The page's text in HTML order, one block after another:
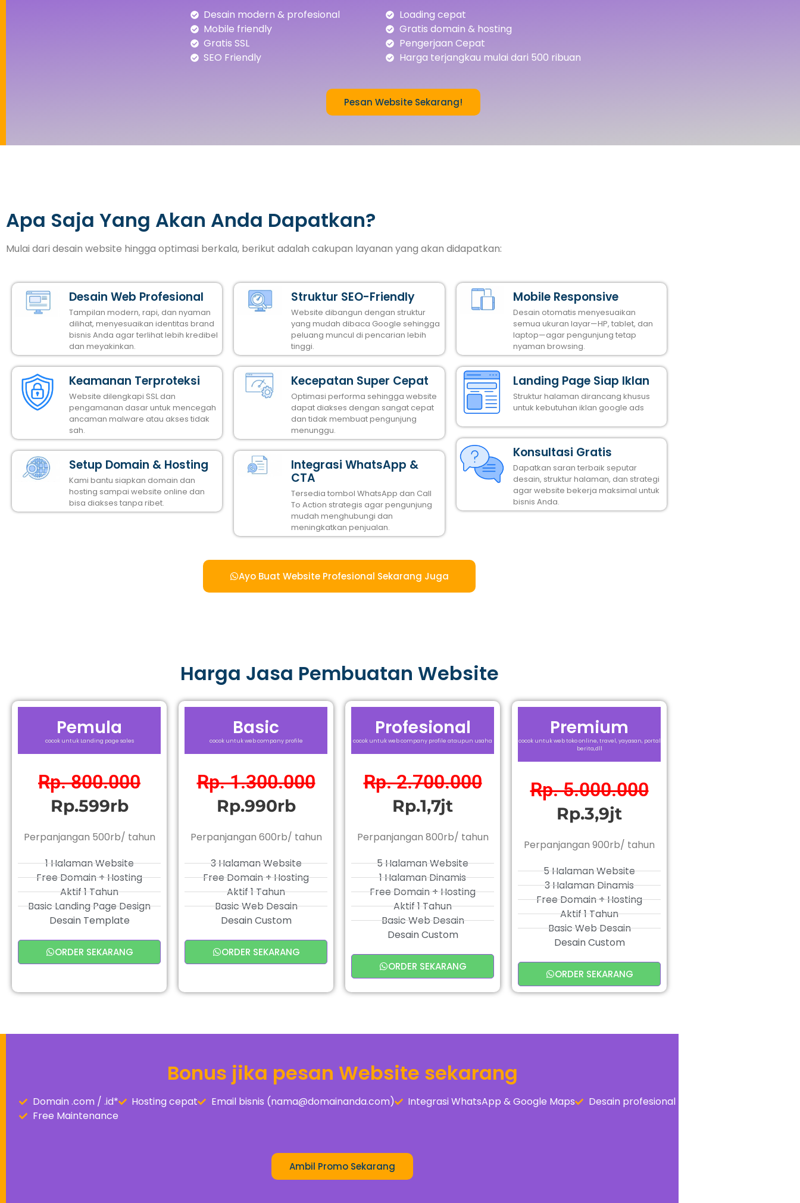
Desain modern & profesional
Mobile friendly
Gratis SSL
SEO Friendly
Loading cepat
Gratis domain & hosting
Pengerjaan Cepat
Harga terjangkau mulai dari 500 ribuan
Pesan Website Sekarang!
Apa Saja Yang Akan Anda Dapatkan?
Mulai dari desain website hingga optimasi berkala, berikut adalah cakupan layanan yang akan didapatkan:
Desain Web Profesional
Tampilan modern, rapi, dan nyaman
dilihat, menyesuaikan identitas brand
bisnis Anda agar terlihat lebih kredibel
dan meyakinkan.
Keamanan Terproteksi
Website dilengkapi SSL dan
pengamanan dasar untuk mencegah
ancaman malware atau akses tidak
sah.
Setup Domain & Hosting
Kami bantu siapkan domain dan
hosting sampai website online dan
bisa diakses tanpa ribet.
Struktur SEO-Friendly
Website dibangun dengan struktur
yang mudah dibaca Google sehingga
peluang muncul di pencarian lebih
tinggi.
Kecepatan Super Cepat
Optimasi performa sehingga website
dapat diakses dengan sangat cepat
dan tidak membuat pengunjung
menunggu.
Integrasi WhatsApp &
CTA
Tersedia tombol WhatsApp dan Call
To Action strategis agar pengunjung
mudah menghubungi dan
meningkatkan penjualan.
Mobile Responsive
Desain otomatis menyesuaikan
semua ukuran layar—HP, tablet, dan
laptop—agar pengunjung tetap
nyaman browsing.
Landing Page Siap Iklan
Struktur halaman dirancang khusus
untuk kebutuhan iklan google ads
Konsultasi Gratis
Dapatkan saran terbaik seputar
desain, struktur halaman, dan strategi
agar website bekerja maksimal untuk
bisnis Anda.
Ayo Buat Website Profesional Sekarang Juga
Harga Jasa Pembuatan Website
Pemula
cocok untuk Landing page sales
Rp. 800.000
Rp.599rb
Perpanjangan 500rb/ tahun
1 Halaman Website
Free Domain + Hosting
Aktif 1 Tahun
Basic Landing Page Design
Desain Template
ORDER SEKARANG
Basic
cocok untuk web company profile
Rp. 1.300.000
Rp.990rb
Perpanjangan 600rb/ tahun
3 Halaman Website
Free Domain + Hosting
Aktif 1 Tahun
Basic Web Desain
Desain Custom
ORDER SEKARANG
Profesional
cocok untuk web company profile ataupun usaha
Rp. 2.700.000
Rp.1,7jt
Perpanjangan 800rb/ tahun
5 Halaman Website
1 Halaman Dinamis
Free Domain + Hosting
Aktif 1 Tahun
Basic Web Desain
Desain Custom
ORDER SEKARANG
Premium
cocok untuk web toko online, travel, yayasan, portal
berita,dll
Rp. 5.000.000
Rp.3,9jt
Perpanjangan 900rb/ tahun
5 Halaman Website
3 Halaman Dinamis
Free Domain + Hosting
Aktif 1 Tahun
Basic Web Desain
Desain Custom
ORDER SEKARANG
Bonus jika pesan Website sekarang
Domain .com / .id* Hosting cepat Email bisnis (nama@domainanda.com) Integrasi WhatsApp & Google Maps
Desain profesional
Free Maintenance
Ambil Promo Sekarang